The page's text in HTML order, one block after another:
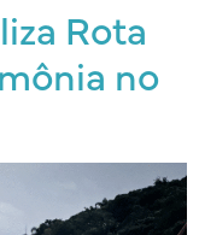
Rota
no